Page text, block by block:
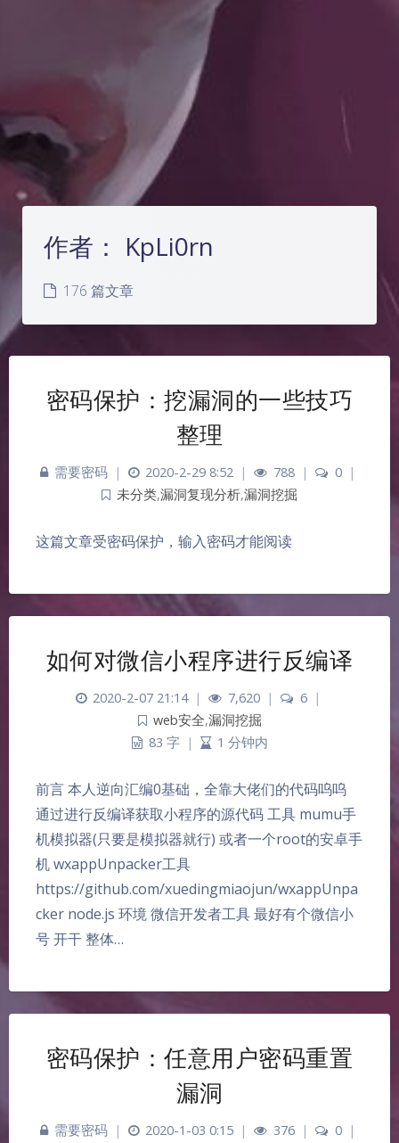
作者： KpLi0rn
176 篇文章
密码保护：挖漏洞的一些技巧
整理
需要密码 | 2020-2-29 8:52 | 788 | 0 |
未分类,漏洞复现分析,漏洞挖掘
这篇文章受密码保护，输入密码才能阅读
如何对微信小程序进行反编译
2020-2-07 21:14 | 7,620 | 6
|
web安全,漏洞挖掘
83 字
| 1 分钟内
前言 本人逆向汇编0基础，全靠大佬们的代码呜呜
通过进行反编译获取小程序的源代码 工具 mumu手
机模拟器(只要是模拟器就行) 或者一个root的安卓手
机 wxappUnpacker工具
https://github.com/xuedingmiaojun/wxappUnpa
cker node.js 环境 微信开发者工具 最好有个微信小
号 开干 整体…
密码保护：任意用户密码重置
漏洞
需要密码 | 2020-1-03 0:15 | 376 | 0 |